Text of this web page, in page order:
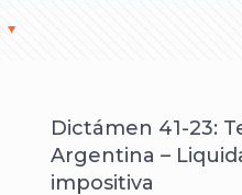
Dictámen 41-23:
Argentina –
impositiva